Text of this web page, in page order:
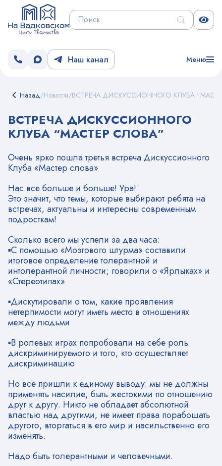
Наш канал Меню
Назад/Новости/ВСТРЕЧА ДИСКУССИОННОГО КЛУБА
ВСТРЕЧА ДИСКУССИОННОГО
КЛУБА “МАСТЕР СЛОВА”
Очень ярко пошла третья встреча Дискуссионного
Клуба «Мастер слова»
Нас все больше и больше! Ура!
Это значит, что темы, которые выбирают ребята на
встречах, актуальны и интересны современным
подросткам!
Сколько всего мы успели за два часа:
▪️С помощью «Мозгового штурма» составили
итоговое определение толерантной и
интолерантной личности; говорили о «Ярлыках» и
«Стереотипах»
▪️Дискутировали о том, какие проявления
нетерпимости могут иметь место в отношениях
между людьми
▪️В ролевых играх попробовали на себе роль
дискриминируемого и того, кто осуществляет
дискриминацию
Но все пришли к единому выводу: мы не должны
применять насилие, быть жестокими по отношению
друг к другу. Никто не обладает абсолютной
властью над другими, не имеет права порабощать
другого, вторгаться в его мир и насильственно его
изменять.
Надо быть толерантными и человечными.